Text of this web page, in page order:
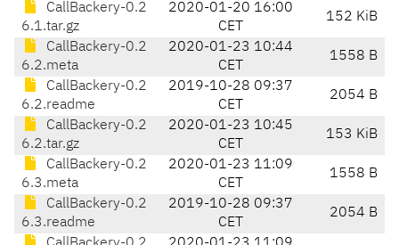
CallBackery-0.2
6.1.tar.gz
2020-01-20 16:00
CET
152 KiB
CallBackery-0.2
6.2.meta
2020-01-23 10:44
CET
1558 B
CallBackery-0.2
6.2.readme
2019-10-28 09:37
CET
2054 B
CallBackery-0.2
6.2.tar.gz
2020-01-23 10:45
CET
153 KiB
CallBackery-0.2
6.3.meta
2020-01-23 11:09
CET
1558 B
CallBackery-0.2
6.3.readme
2019-10-28 09:37
CET
2054 B